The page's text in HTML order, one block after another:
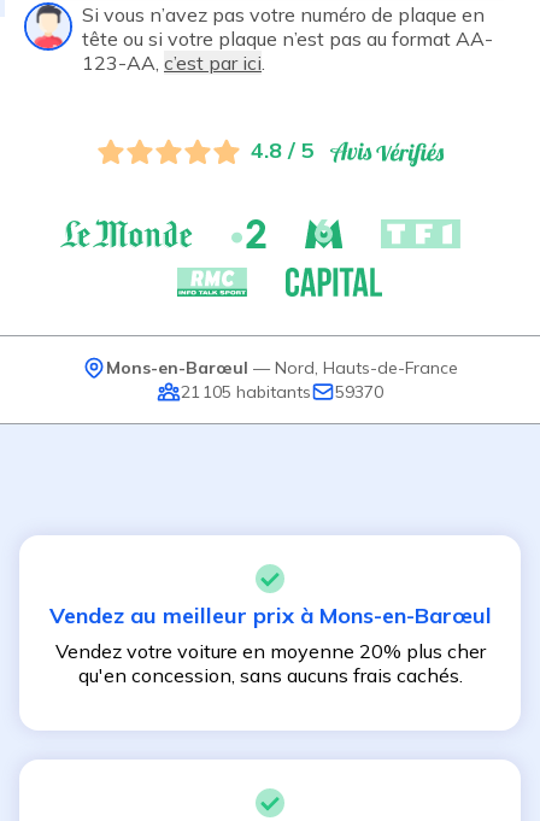
Si vous n’avez pas votre numéro de plaque en
tête ou si votre plaque n’est pas au format AA-
123-AA, c’est par ici
4.8 / 5
Mons-en-Barœul — Nord Hauts-de-France
21 105 habitants 59370
Vendez au meilleur prix à Mons-en-Barœul
Vendez votre voiture en moyenne 20% plus cher
qu'en concession, sans aucuns frais cachés.